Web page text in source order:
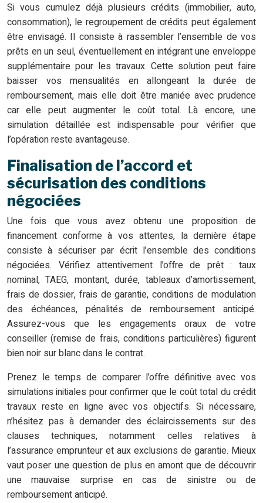
Si vous cumulez déjà plusieurs crédits (immobilier, auto,
consommation), le regroupement de crédits peut également
être envisagé. Il consiste à rassembler l’ensemble de vos
prêts en un seul, éventuellement en intégrant une enveloppe
supplémentaire pour les travaux. Cette solution peut faire
baisser vos mensualités en allongeant la durée de
remboursement, mais elle doit être maniée avec prudence
car elle peut augmenter le coût total. Là encore, une
simulation détaillée est indispensable pour vérifier que
l’opération reste avantageuse.
Finalisation de l’accord et
sécurisation des conditions
négociées
Une fois que vous avez obtenu une proposition de
financement conforme à vos attentes, la dernière étape
consiste à sécuriser par écrit l’ensemble des conditions
négociées. Vérifiez attentivement l’offre de prêt : taux
nominal, TAEG, montant, durée, tableaux d’amortissement,
frais de dossier, frais de garantie, conditions de modulation
des échéances, pénalités de remboursement anticipé.
Assurez-vous que les engagements oraux de votre
conseiller (remise de frais, conditions particulières) figurent
bien noir sur blanc dans le contrat.
Prenez le temps de comparer l’offre définitive avec vos
simulations initiales pour confirmer que le coût total du crédit
travaux reste en ligne avec vos objectifs. Si nécessaire,
n’hésitez pas à demander des éclaircissements sur des
clauses techniques, notamment celles relatives à
l’assurance emprunteur et aux exclusions de garantie. Mieux
vaut poser une question de plus en amont que de découvrir
une mauvaise surprise en cas de sinistre ou de
remboursement anticipé.